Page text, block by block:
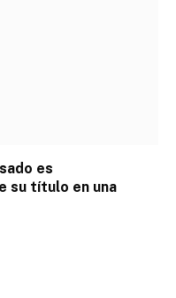
es
su título en una